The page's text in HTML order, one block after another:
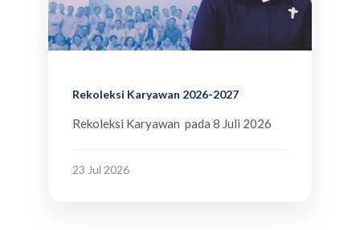
Rekoleksi Karyawan 2026-2027
Rekoleksi Karyawan pada 8 Juli 2026
23 Jul 2026